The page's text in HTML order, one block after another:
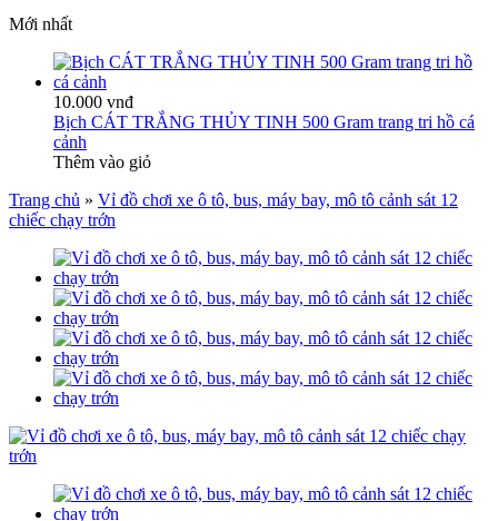
Mới nhất
10.000 vnđ
Bịch CÁT TRẮNG THỦY TINH 500 Gram trang tri hồ cá
cảnh
Thêm vào giỏ
Trang chủ » Vỉ đồ chơi xe ô tô, bus, máy bay, mô tô cảnh sát 12
chiếc chạy trớn